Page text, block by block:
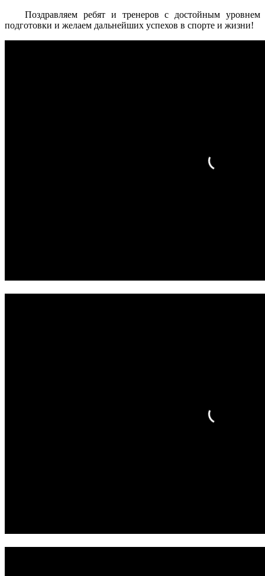
Поздравляем ребят и тренеров с достойным уровнем
подготовки и желаем дальнейших успехов в спорте и жизни!